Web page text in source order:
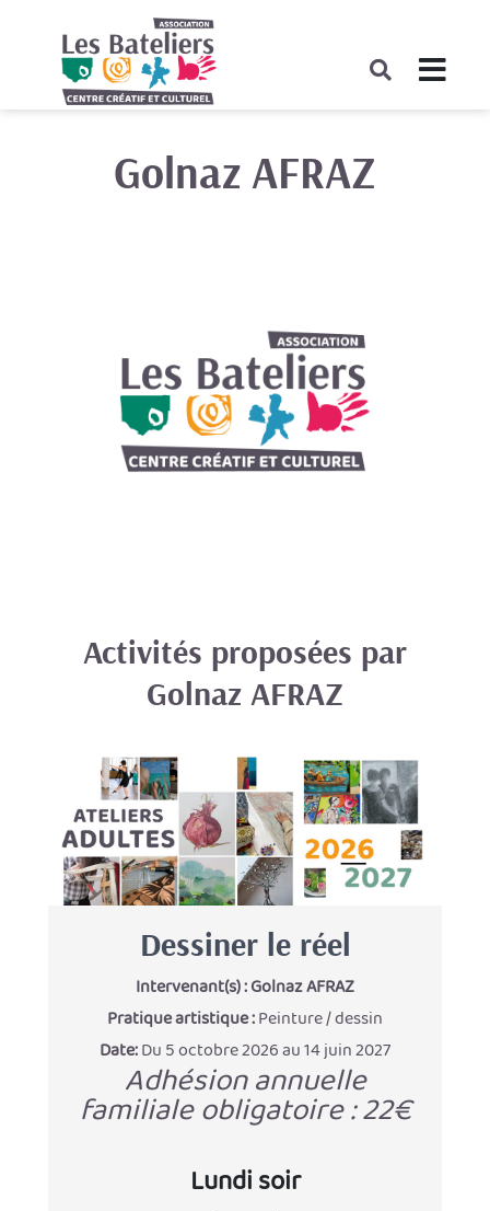
Golnaz AFRAZ
Activités proposées par
Golnaz AFRAZ
Dessiner le réel
Intervenant(s) :Golnaz AFRAZ
Pratique artistique :Peinture / dessin
Date:Du 5 octobre 2026 au 14 juin 2027
Adhésion annuelle
familiale obligatoire : 22€
Lundi soir